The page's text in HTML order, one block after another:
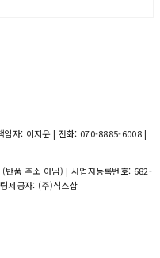
임자: 이지윤 | 전화: 070-8885-6008 |
품 주소 아님) | 사업자등록번호: 682-
제공자: (주)식스샵